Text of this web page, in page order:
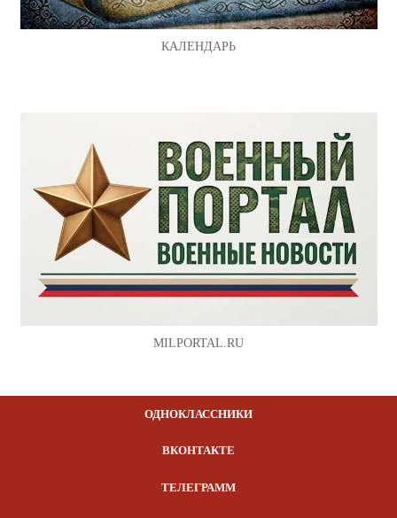
КАЛЕНДАРЬ
MILPORTAL.RU
ОДНОКЛАССНИКИ
ВКОНТАКТЕ
ТЕЛЕГРАММ